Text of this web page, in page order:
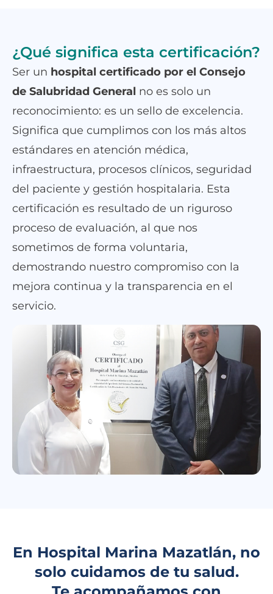
¿Qué significa esta certificación?
Ser un hospital certificado por el Consejo
de Salubridad General no es solo un
reconocimiento: es un sello de excelencia.
Significa que cumplimos con los más altos
estándares en atención médica,
infraestructura, procesos clínicos, seguridad
del paciente y gestión hospitalaria. Esta
certificación es resultado de un riguroso
proceso de evaluación, al que nos
sometimos de forma voluntaria,
demostrando nuestro compromiso con la
mejora continua y la transparencia en el
servicio.
En Hospital Marina Mazatlán, no
solo cuidamos de tu salud.